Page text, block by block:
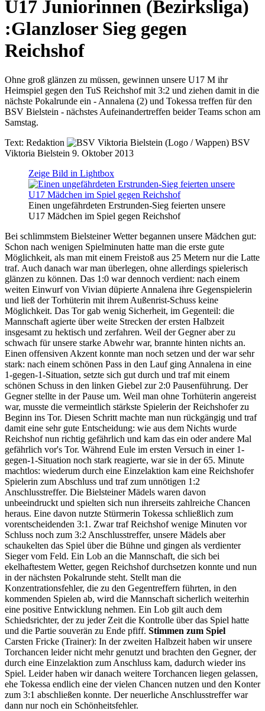
U17 Juniorinnen (Bezirksliga)
:Glanzloser Sieg gegen
Reichshof
Ohne groß glänzen zu müssen, gewinnen unsere U17 M ihr
Heimspiel gegen den TuS Reichshof mit 3:2 und ziehen damit in die
nächste Pokalrunde ein - Annalena (2) und Tokessa treffen für den
BSV Bielstein - nächstes Aufeinandertreffen beider Teams schon am
Samstag.
Text: Redaktion
BSV
Viktoria Bielstein 9. Oktober 2013
Zeige Bild in Lightbox
Einen ungefährdeten Erstrunden-Sieg feierten unsere
U17 Mädchen im Spiel gegen Reichshof
Bei schlimmstem Bielsteiner Wetter begannen unsere Mädchen gut:
Schon nach wenigen Spielminuten hatte man die erste gute
Möglichkeit, als man mit einem Freistoß aus 25 Metern nur die Latte
traf. Auch danach war man überlegen, ohne allerdings spielerisch
glänzen zu können. Das 1:0 war dennoch verdient: nach einem
weiten Einwurf von Vivian düpierte Annalena ihre Gegenspielerin
und ließ der Torhüterin mit ihrem Außenrist-Schuss keine
Möglichkeit. Das Tor gab wenig Sicherheit, im Gegenteil: die
Mannschaft agierte über weite Strecken der ersten Halbzeit
insgesamt zu hektisch und zerfahren. Weil der Gegner aber zu
schwach für unsere starke Abwehr war, brannte hinten nichts an.
Einen offensiven Akzent konnte man noch setzen und der war sehr
stark: nach einem schönen Pass in den Lauf ging Annalena in eine
1-gegen-1-Situation, setzte sich gut durch und traf mit einem
schönen Schuss in den linken Giebel zur 2:0 Pausenführung. Der
Gegner stellte in der Pause um. Weil man ohne Torhüterin angereist
war, musste die vermeintlich stärkste Spielerin der Reichshofer zu
Beginn ins Tor. Diesen Schritt machte man nun rückgängig und traf
damit eine sehr gute Entscheidung: wie aus dem Nichts wurde
Reichshof nun richtig gefährlich und kam das ein oder andere Mal
gefährlich vor's Tor. Während Eule im ersten Versuch in einer 1-
gegen-1-Situation noch stark reagierte, war sie in der 65. Minute
machtlos: wiederum durch eine Einzelaktion kam eine Reichshofer
Spielerin zum Abschluss und traf zum unnötigen 1:2
Anschlusstreffer. Die Bielsteiner Mädels waren davon
unbeeindruckt und spielten sich nun ihrerseits zahlreiche Chancen
heraus. Eine davon nutzte Stürmerin Tokessa schließlich zum
vorentscheidenden 3:1. Zwar traf Reichshof wenige Minuten vor
Schluss noch zum 3:2 Anschlusstreffer, unsere Mädels aber
schaukelten das Spiel über die Bühne und gingen als verdienter
Sieger vom Feld. Ein Lob an die Mannschaft, die sich bei
ekelhaftestem Wetter, gegen Reichshof durchsetzen konnte und nun
in der nächsten Pokalrunde steht. Stellt man die
Konzentrationsfehler, die zu den Gegentreffern führten, in den
kommenden Spielen ab, wird die Mannschaft sicherlich weiterhin
eine positive Entwicklung nehmen. Ein Lob gilt auch dem
Schiedsrichter, der zu jeder Zeit die Kontrolle über das Spiel hatte
und die Partie souverän zu Ende pfiff. Stimmen zum Spiel
Carsten Fricke (Trainer): In der zweiten Halbzeit haben wir unsere
Torchancen leider nicht mehr genutzt und brachten den Gegner, der
durch eine Einzelaktion zum Anschluss kam, dadurch wieder ins
Spiel. Leider haben wir danach weitere Torchancen liegen gelassen,
ehe Tokessa endlich eine der vielen Chancen nutzen und den Konter
zum 3:1 abschließen konnte. Der neuerliche Anschlusstreffer war
dann nur noch ein Schönheitsfehler.